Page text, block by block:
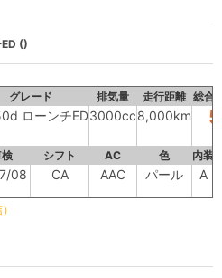
()
グレード 排気量 走行距離 総合
ローンチED3000cc8,000km 5
シフト AC 色 内装
08 CA AAC パール A